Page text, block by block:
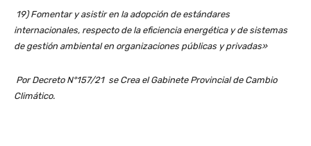
19) Fomentar y asistir en la adopción de estándares
internacionales, respecto de la eficiencia energética y de sistemas
de gestión ambiental en organizaciones públicas y privadas»
Por Decreto N°157/21 se Crea el Gabinete Provincial de Cambio
Climático.